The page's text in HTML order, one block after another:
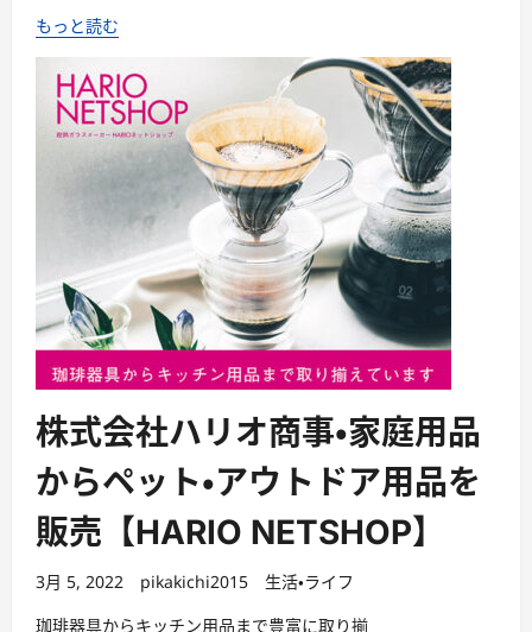
もっと読む
株式会社ハリオ商事・家庭用品
からペット・アウトドア用品を
販売【HARIO NETSHOP】
3月 5, 2022 pikakichi2015
生活・ライフ
珈琲器具からキッチン用品まで豊富に取り揃